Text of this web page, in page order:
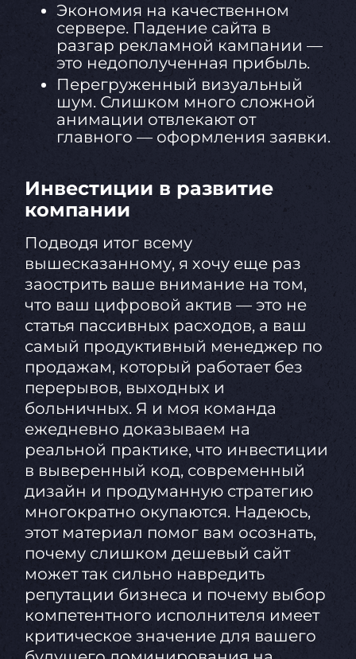
Экономия на качественном
сервере. Падение сайта в
разгар рекламной кампании —
это недополученная прибыль.
Перегруженный визуальный
шум. Слишком много сложной
анимации отвлекают от
главного — оформления заявки.
Инвестиции в развитие
компании
Подводя итог всему
вышесказанному, я хочу еще раз
заострить ваше внимание на том,
что ваш цифровой актив — это не
статья пассивных расходов, а ваш
самый продуктивный менеджер по
продажам, который работает без
перерывов, выходных и
больничных. Я и моя команда
ежедневно доказываем на
реальной практике, что инвестиции
в выверенный код, современный
дизайн и продуманную стратегию
многократно окупаются. Надеюсь,
этот материал помог вам осознать,
почему слишком дешевый сайт
может так сильно навредить
репутации бизнеса и почему выбор
компетентного исполнителя имеет
критическое значение для вашего